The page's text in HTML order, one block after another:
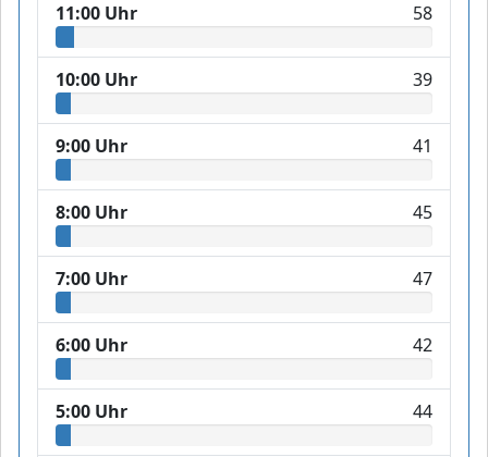
11:00 Uhr 58
10:00 Uhr 39
9:00 Uhr 41
8:00 Uhr 45
7:00 Uhr 47
6:00 Uhr 42
5:00 Uhr 44